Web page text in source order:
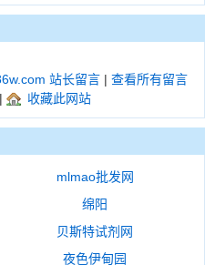
站长留言 | 查看所有留言
| 收藏此网站
mlmao批发网
绵阳
贝斯特试剂网
夜色伊甸园